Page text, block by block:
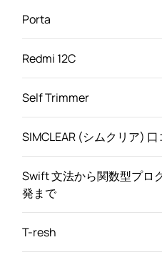
Porta
Redmi 12C
Self Trimmer
SIMCLEAR (シムクリア) 口
Swift 文法から関数型プロ
発まで
T-resh